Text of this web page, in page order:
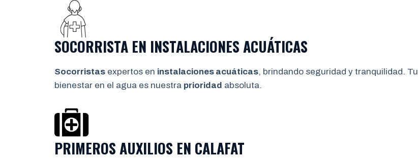
SOCORRISTA EN INSTALACIONES ACUÁTICAS
Socorristas expertos en instalaciones acuáticas, brindando seguridad y tranquilidad. Tu
bienestar en el agua es nuestra prioridad absoluta.
PRIMEROS AUXILIOS EN CALAFAT